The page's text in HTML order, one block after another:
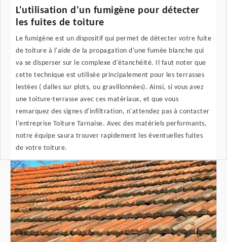
L'utilisation d'un fumigène pour détecter
les fuites de toiture
Le fumigène est un dispositif qui permet de détecter votre fuite
de toiture à l'aide de la propagation d'une fumée blanche qui
va se disperser sur le complexe d'étanchéité. Il faut noter que
cette technique est utilisée principalement pour les terrasses
lestées ( dalles sur plots, ou gravillonnées). Ainsi, si vous avez
une toiture-terrasse avec ces matériaux, et que vous
remarquez des signes d'infiltration, n'attendez pas à contacter
l'entreprise Toiture Tarnaise. Avec des matériels performants,
notre équipe saura trouver rapidement les éventuelles fuites
de votre toiture.